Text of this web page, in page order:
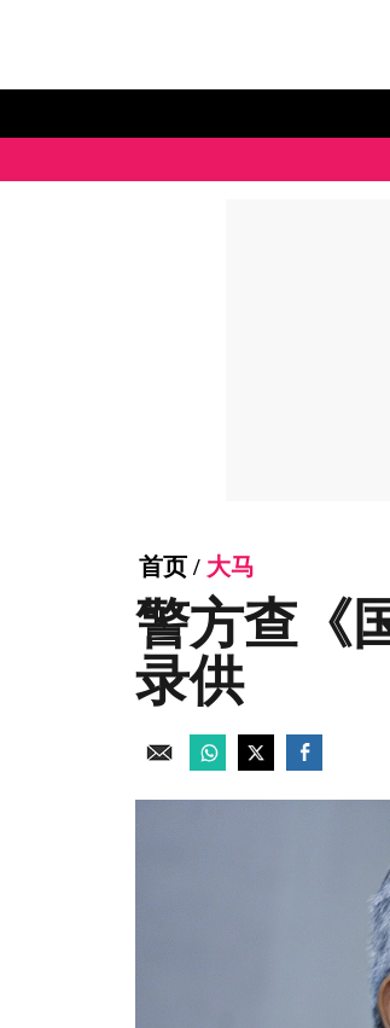
首页 / 大马
警方查《
录供